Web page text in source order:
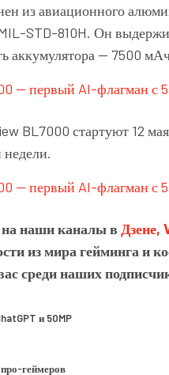
из авиационного
STD-810H. Он
аккумулятора — 7500
BL7000 стартуют 12
недели.
на наши каналы в Дзене,
из мира гейминга и
среди наших
и 50MP
геймеров